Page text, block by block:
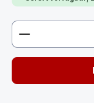
Produkt